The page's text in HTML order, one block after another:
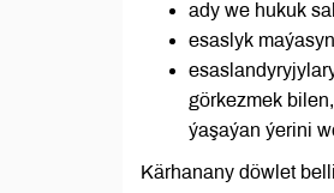
ady we hukuk
esaslyk
görkezmek
ýaşaýan ýerini
Kärhanany döwlet